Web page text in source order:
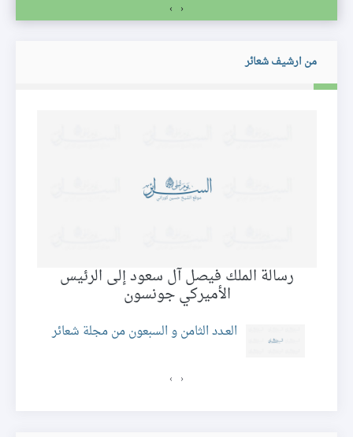
‹
›
من ارشيف شعائر
رسالة الملك فيصل آل سعود إلى الرئيس
الأميركي جونسون
العـدد الثامن و السبعون من مجلة شعائر
‹
›